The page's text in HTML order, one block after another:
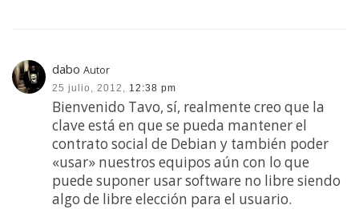
dabo Autor
25 julio, 2012, 12:38 pm
Bienvenido Tavo, sí, realmente creo que la
clave está en que se pueda mantener el
contrato social de Debian y también poder
«usar» nuestros equipos aún con lo que
puede suponer usar software no libre siendo
algo de libre elección para el usuario.